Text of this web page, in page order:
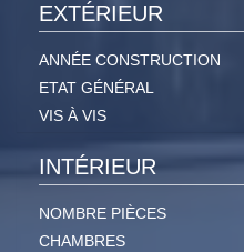
EXTÉRIEUR
ANNÉE CONSTRUCTION
ETAT GÉNÉRAL
VIS À VIS
INTÉRIEUR
NOMBRE PIÈCES
CHAMBRES